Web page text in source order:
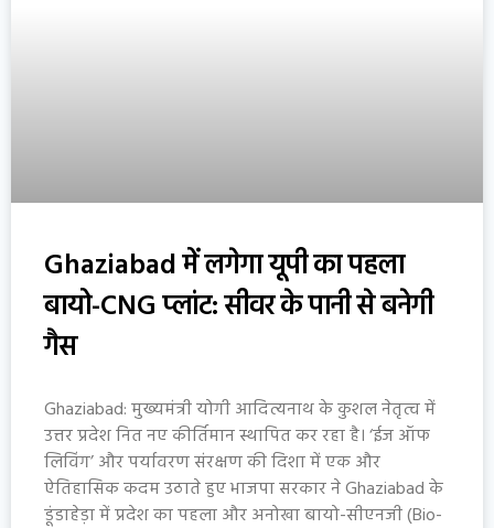
Ghaziabad में लगेगा यूपी का पहला
बायो-CNG प्लांट: सीवर के पानी से बनेगी
गैस
Ghaziabad: मुख्यमंत्री योगी आदित्यनाथ के कुशल नेतृत्व में
उत्तर प्रदेश नित नए कीर्तिमान स्थापित कर रहा है। ‘ईज ऑफ
लिविंग’ और पर्यावरण संरक्षण की दिशा में एक और
ऐतिहासिक कदम उठाते हुए भाजपा सरकार ने Ghaziabad के
डूंडाहेड़ा में प्रदेश का पहला और अनोखा बायो-सीएनजी (Bio-